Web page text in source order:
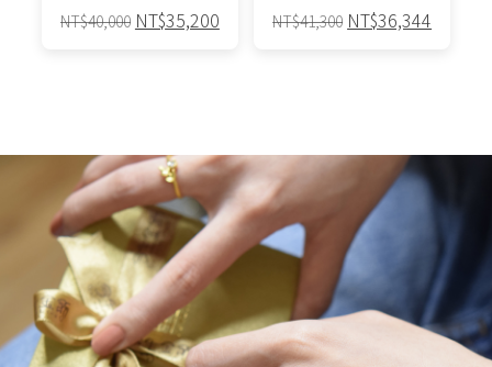
NT$40,000 原
NT$35,200目
NT$41,300 原
NT$36,344